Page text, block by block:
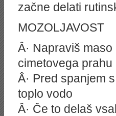
začne delati
MOZOLJAVOST
Â· Napraviš maso
cimetovega prahu
Â· Pred spanjem
toplo vodo
Â· Če to delaš